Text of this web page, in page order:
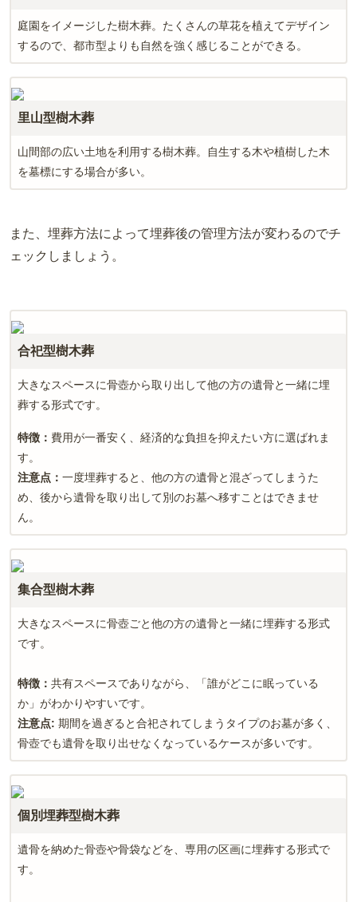
庭園をイメージした樹木葬。たくさんの草花を植えてデザイン
するので、都市型よりも自然を強く感じることができる。
里山型樹木葬
山間部の広い土地を利用する樹木葬。自生する木や植樹した木
を墓標にする場合が多い。
また、埋葬方法によって埋葬後の管理方法が変わるのでチ
ェックしましょう。
合祀型樹木葬
大きなスペースに骨壺から取り出して他の方の遺骨と一緒に埋
葬する形式です。
特徴： 費用が一番安く、経済的な負担を抑えたい方に選ばれま
す。
注意点： 一度埋葬すると、他の方の遺骨と混ざってしまうた
め、後から遺骨を取り出して別のお墓へ移すことはできませ
ん。
集合型樹木葬
大きなスペースに骨壺ごと他の方の遺骨と一緒に埋葬する形式
です。
特徴： 共有スペースでありながら、「誰がどこに眠っている
か」がわかりやすいです。
注意点: 期間を過ぎると合祀されてしまうタイプのお墓が多く、
骨壺でも遺骨を取り出せなくなっているケースが多いです。
個別埋葬型樹木葬
遺骨を納めた骨壺や骨袋などを、専用の区画に埋葬する形式で
す。